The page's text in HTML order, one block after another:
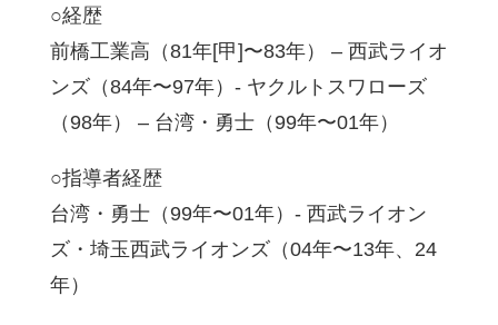
○経歴
前橋工業高（81年[甲]〜83年） – 西武ライオ
ンズ（84年〜97年）- ヤクルトスワローズ
（98年） – 台湾・勇士（99年〜01年）
○指導者経歴
台湾・勇士（99年〜01年）- 西武ライオン
ズ・埼玉西武ライオンズ（04年〜13年、24
年）